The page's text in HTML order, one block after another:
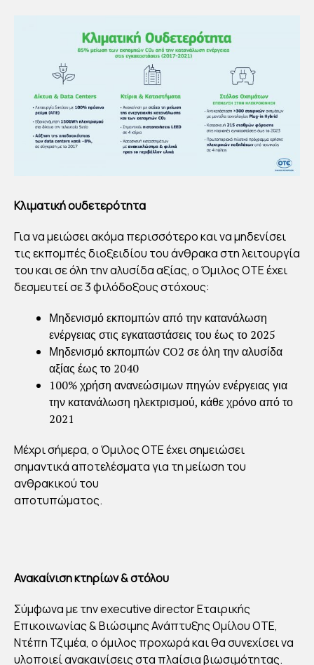
Κλιματική ουδετερότητα
Για να μειώσει ακόμα περισσότερο και να μηδενίσει
τις εκπομπές διοξειδίου του άνθρακα στη λειτουργία
του και σε όλη την αλυσίδα αξίας, ο Όμιλος ΟΤΕ έχει
δεσμευτεί σε 3 φιλόδοξους στόχους:
Μηδενισμό εκπομπών από την κατανάλωση
ενέργειας στις εγκαταστάσεις του έως το 2025
Μηδενισμό εκπομπών CO2 σε όλη την αλυσίδα
αξίας έως το 2040
100% χρήση ανανεώσιμων πηγών ενέργειας για
την κατανάλωση ηλεκτρισμού, κάθε χρόνο από το
2021
Μέχρι σήμερα, ο Όμιλος ΟΤΕ έχει σημειώσει
σημαντικά αποτελέσματα για τη μείωση του
ανθρακικού του
αποτυπώματος.
Ανακαίνιση κτηρίων & στόλου
Σύμφωνα με την executive director Εταιρικής
Επικοινωνίας & Βιώσιμης Ανάπτυξης Ομίλου ΟΤΕ,
Ντέπη Τζιμέα, ο όμιλος προχωρά και θα συνεχίσει να
υλοποιεί ανακαινίσεις στα πλαίσια βιωσιμότητας.